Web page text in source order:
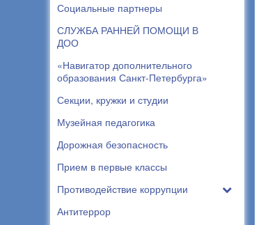
Социальные партнеры
СЛУЖБА РАННЕЙ ПОМОЩИ В
ДОО
«Навигатор дополнительного
образования Санкт-Петербурга»
Секции, кружки и студии
Музейная педагогика
Дорожная безопасность
Прием в первые классы
Противодействие коррупции
Антитеррор